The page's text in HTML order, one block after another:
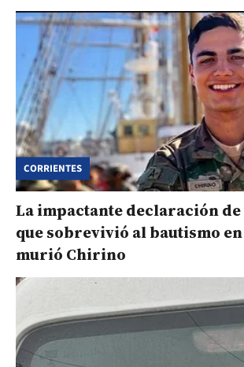
CORRIENTES
La impactante declaración
que sobrevivió al bautismo
murió Chirino